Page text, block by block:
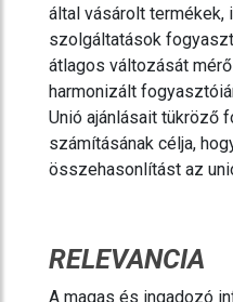
által vásárolt termékek,
szolgáltatások
átlagos változását
harmonizált
Unió ajánlásait tükröző
számításának célja,
összehasonlítást az
RELEVANCIA
A magas és ingadozó